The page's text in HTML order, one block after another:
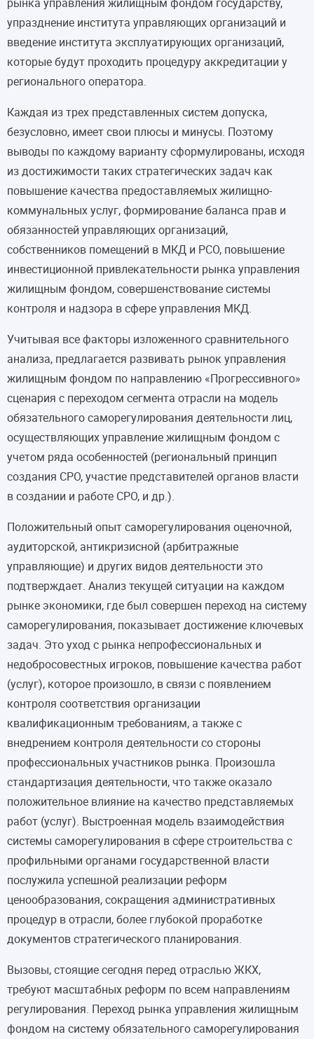
упразднение института управляющих организаций и
введение института эксплуатирующих организаций,
которые будут проходить процедуру аккредитации у
регионального оператора.
Каждая из трех представленных систем допуска,
безусловно, имеет свои плюсы и минусы. Поэтому
выводы по каждому варианту сформулированы, исходя
из достижимости таких стратегических задач как
повышение качества предоставляемых жилищно-
коммунальных услуг, формирование баланса прав и
обязанностей управляющих организаций,
собственников помещений в МКД и РСО, повышение
инвестиционной привлекательности рынка управления
жилищным фондом, совершенствование системы
контроля и надзора в сфере управления МКД.
Учитывая все факторы изложенного сравнительного
анализа, предлагается развивать рынок управления
жилищным фондом по направлению «Прогрессивного»
сценария с переходом сегмента отрасли на модель
обязательного саморегулирования деятельности лиц,
осуществляющих управление жилищным фондом с
учетом ряда особенностей (региональный принцип
создания СРО, участие представителей органов власти
в создании и работе СРО, и др.).
Положительный опыт саморегулирования оценочной,
аудиторской, антикризисной (арбитражные
управляющие) и других видов деятельности это
подтверждает. Анализ текущей ситуации на каждом
рынке экономики, где был совершен переход на систему
саморегулирования, показывает достижение ключевых
задач. Это уход с рынка непрофессиональных и
недобросовестных игроков, повышение качества работ
(услуг), которое произошло, в связи с появлением
контроля соответствия организации
квалификационным требованиям, а также с
внедрением контроля деятельности со стороны
профессиональных участников рынка. Произошла
стандартизация деятельности, что также оказало
положительное влияние на качество представляемых
работ (услуг). Выстроенная модель взаимодействия
системы саморегулирования в сфере строительства с
профильными органами государственной власти
послужила успешной реализации реформ
ценообразования, сокращения административных
процедур в отрасли, более глубокой проработке
документов стратегического планирования.
Вызовы, стоящие сегодня перед отраслью ЖКХ,
требуют масштабных реформ по всем направлениям
регулирования. Переход рынка управления жилищным
фондом на систему обязательного саморегулирования